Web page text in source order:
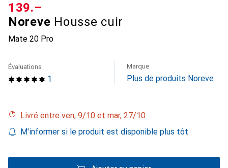
Noreve Housse cuir
Mate 20 Pro
CHF
139.–
1
Évaluations Marque
Plus de produits Noreve
Livré entre ven, 9/10 et mar, 27/10
M'informer si le produit est disponible plus tôt